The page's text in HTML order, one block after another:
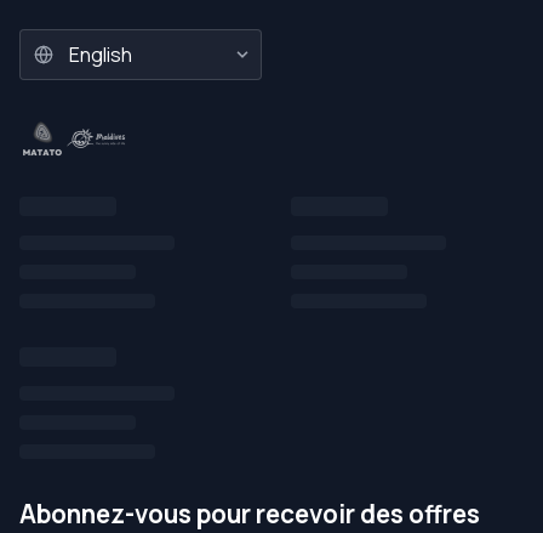
Abonnez-vous pour recevoir des offres